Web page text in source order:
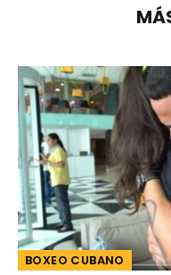
BOXEO CUBANO